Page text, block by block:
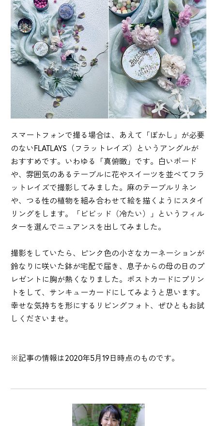
スマートフォンで撮る場合は、あえて「ぼかし」が必要
のないFLATLAYS（フラットレイズ）というアングルが
おすすめです。いわゆる「真俯瞰」です。白いボード
や、雰囲気のあるテーブルに花やスイーツを並べてフラ
ットレイズで撮影してみました。麻のテーブルリネン
や、つる性の植物を組み合わせて絵を描くようにスタイ
リングをします。「ビビッド（冷たい）」というフィル
ターを選んでニュアンスを出してみました。
撮影をしていたら、ピンク色の小さなカーネーションが
鈴なりに咲いた鉢が宅配で届き、息子からの母の日のプ
レゼントに胸が熱くなりました。ポストカードにプリン
トをして、サンキューカードにしてみようと思います。
幸せな気持ちを形にするリビングフォト、ぜひともお試
しくださいませ。
※記事の情報は2020年5月19日時点のものです。